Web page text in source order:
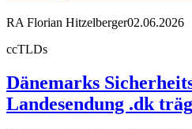
RA Florian Hitzelberger02.06.2026
ccTLDs
Dänemarks
Landesendung .dk